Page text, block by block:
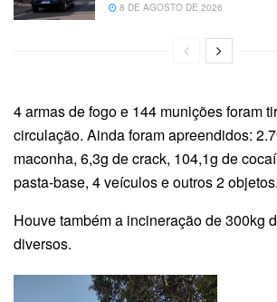
8 DE AGOSTO DE 2026
4 armas de fogo e 144 munições foram
circulação. Ainda foram apreendidos:
maconha, 6,3g de crack, 104,1g de
pasta-base, 4 veículos e outros 2 objetos.
Houve também a incineração de 300kg
diversos.